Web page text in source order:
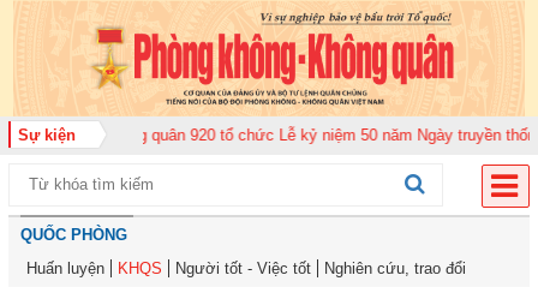
Sự kiện
đoàn Không quân 920 tổ chức Lễ kỷ niệm 50 năm Ngày truyền thống (12-
QUỐC PHÒNG
Huấn luyện
KHQS Người tốt - Việc tốt Nghiên cứu, trao đổi